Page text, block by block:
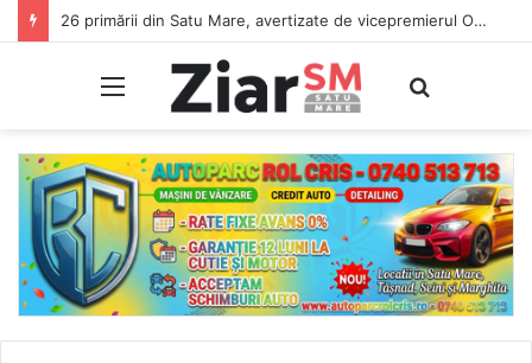
26 primării din Satu Mare, avertizate de vicepremierul Oana Gheorghiu: Dacă nu se înscriu în Ghișeul.ro, pierd bani de la bugetul de stat
Meniu